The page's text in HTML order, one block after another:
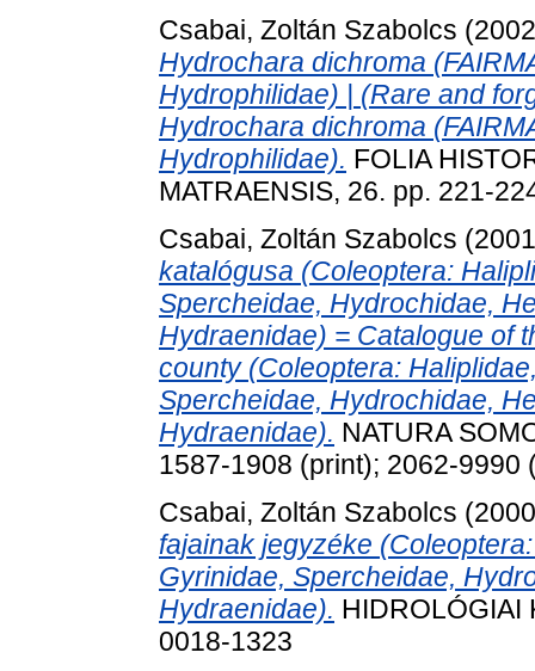
Csabai, Zoltán Szabolcs
Hydrochara dichroma
Hydrophilidae) | (Rare and
Hydrochara dichroma
Hydrophilidae). FOLIA
MATRAENSIS, 26. pp. 221-
Csabai, Zoltán Szabolcs
katalógusa (Coleoptera:
Spercheidae, Hydrochidae,
Hydraenidae) = Catalogue of
county (Coleoptera:
Spercheidae, Hydrochidae,
Hydraenidae). NATURA
1587-1908 (print); 2062-9990
Csabai, Zoltán Szabolcs
fajainak jegyzéke
Gyrinidae, Spercheidae,
Hydraenidae). HIDROLÓGIAI
0018-1323